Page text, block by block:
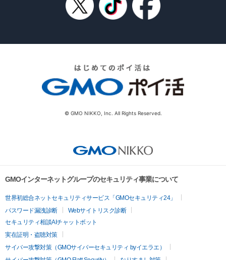
© GMO NIKKO, Inc. All Rights Reserved.
GMOインターネットグループのセキュリティ事業について
世界初総合ネットセキュリティサービス「GMOセキュリティ24」
パスワード漏洩診断
Webサイトリスク診断
セキュリティ相談AIチャットボット
実在証明・盗聴対策
サイバー攻撃対策（GMOサイバーセキュリティ byイエラエ）